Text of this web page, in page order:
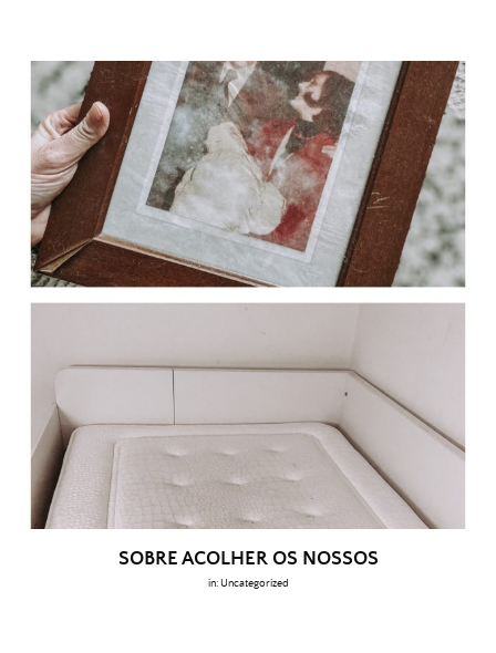
SOBRE ACOLHER OS NOSSOS
in: Uncategorized